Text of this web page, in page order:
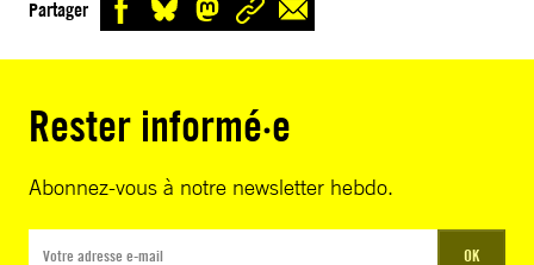
Partager
Rester informé·e
Abonnez-vous à notre newsletter hebdo.
OK